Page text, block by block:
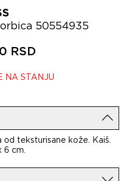
50554935
RSD
NA STANJU
od teksturisane kože. Kaiš.
6 cm.